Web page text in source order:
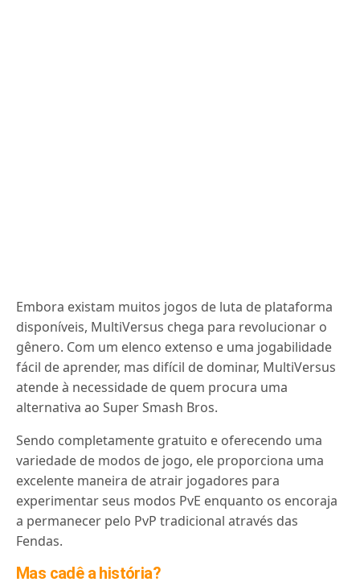
Embora existam muitos jogos de luta de plataforma
disponíveis, MultiVersus chega para revolucionar o
gênero. Com um elenco extenso e uma jogabilidade
fácil de aprender, mas difícil de dominar, MultiVersus
atende à necessidade de quem procura uma
alternativa ao Super Smash Bros.
Sendo completamente gratuito e oferecendo uma
variedade de modos de jogo, ele proporciona uma
excelente maneira de atrair jogadores para
experimentar seus modos PvE enquanto os encoraja
a permanecer pelo PvP tradicional através das
Fendas.
Mas cadê a história?